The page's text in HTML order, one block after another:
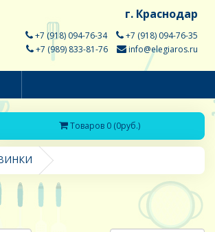
г. Краснодар
+7 (918) 094-76-34
+7 (918) 094-76-35
+7 (989) 833-81-76
info@elegiaros.ru
Товаров 0 (0руб.)